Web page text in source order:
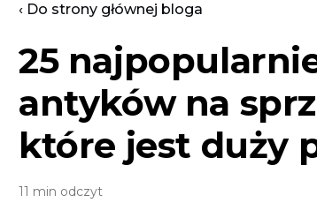
‹ Do strony głównej bloga
25
antyków na
które jest duży
11 min odczyt